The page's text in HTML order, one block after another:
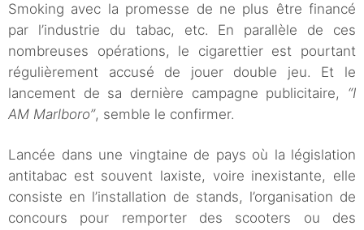
Smoking avec la promesse de ne plus être financé
par l’industrie du tabac, etc. En parallèle de ces
nombreuses opérations, le cigarettier est pourtant
régulièrement accusé de jouer double jeu. Et le
lancement de sa dernière campagne publicitaire, “I
AM Marlboro”, semble le confirmer.
Lancée dans une vingtaine de pays où la législation
antitabac est souvent laxiste, voire inexistante, elle
consiste en l’installation de stands, l’organisation de
concours pour remporter des scooters ou des